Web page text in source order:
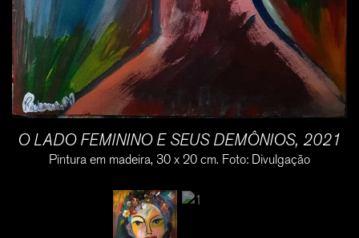
O LADO FEMININO E SEUS DEMÔNIOS, 2021
Pintura em madeira, 30 x 20 cm. Foto: Divulgação